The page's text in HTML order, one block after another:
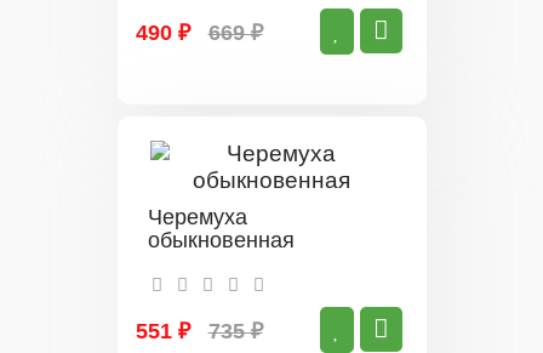
490 ₽ 669 ₽
Черемуха
обыкновенная
551 ₽ 735 ₽